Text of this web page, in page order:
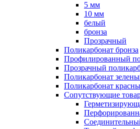
5 мм
10 мм
белый
бронза
Прозрачный
Поликарбонат бронза
Профилированный
Прозрачный
Поликарбонат
Поликарбонат
Сопутствующие